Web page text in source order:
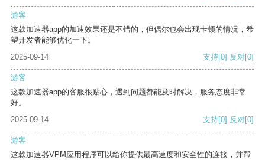
游客
这款加速器app的加速效果还是不错的，但偶尔也会出现卡顿的情况，希
望开发者能够优化一下。
2025-09-14
支持[0] 反对[0]
游客
这款加速器app的客服很贴心，遇到问题都能及时解决，服务态度非常
好。
2025-09-14
支持[0] 反对[0]
游客
这款加速器VPM应用程序可以给你提供最高速度和安全性的连接，并帮